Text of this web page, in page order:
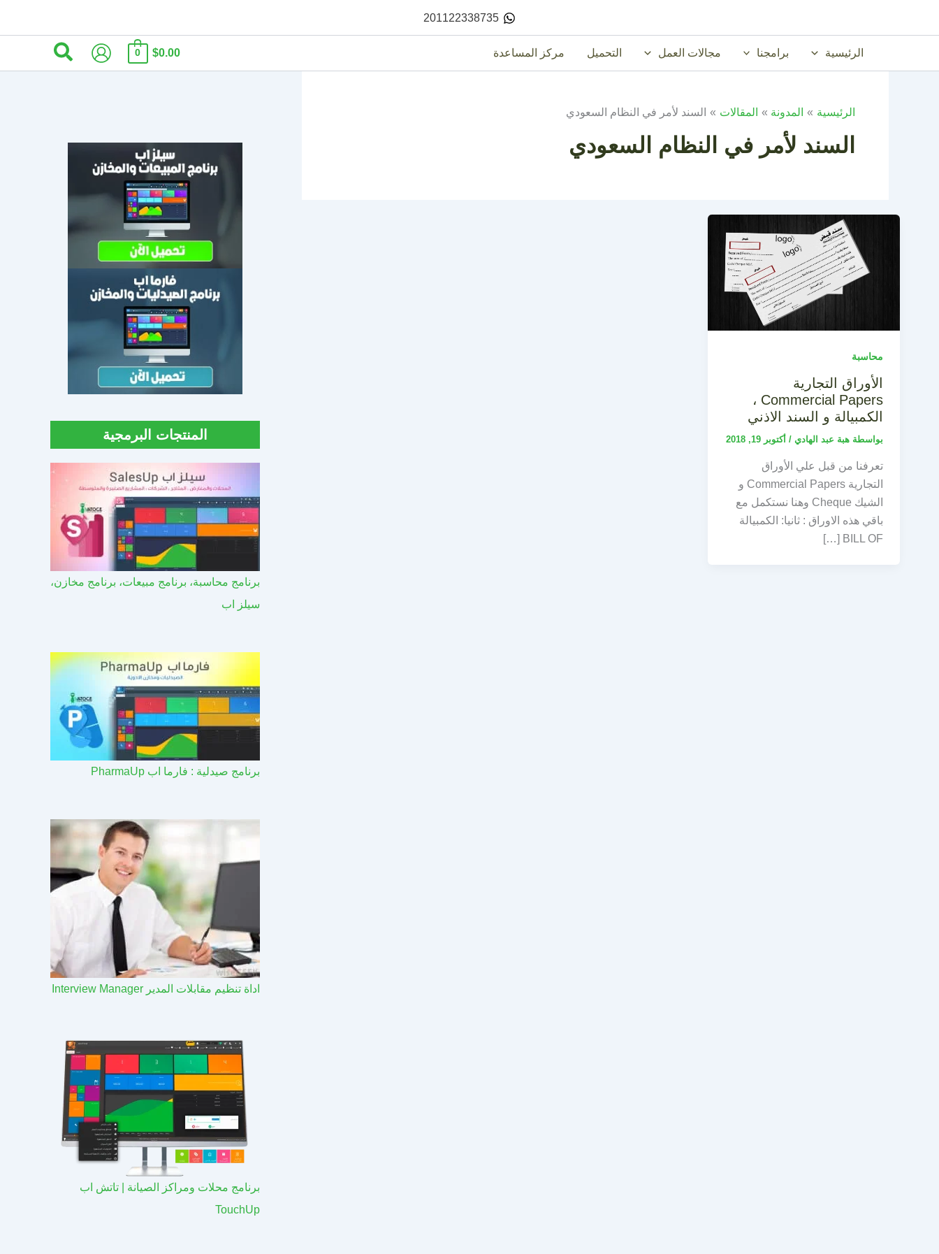
201122338735
الرئيسية برامجنا مجالات العمل التحميل مركز المساعدة $0.00
0 البحث
الرئيسية المدونة المقالات السند لأمر في النظام السعودي
السند لأمر في النظام السعودي
محاسبة
الأوراق التجارية
Commercial Papers ،
الكمبيالة و السند الاذني
بواسطة هبة عبد الهادي / أكتوبر 19, 2018
تعرفنا من قبل علي الأوراق
التجارية Commercial Papers و
الشيك Cheque وهنا نستكمل مع
باقي هذه الاوراق : ثانيا: الكمبيالة
BILL OF […]
المنتجات البرمجية
برنامج محاسبة، برنامج مبيعات، برنامج مخازن،
سيلز اب
برنامج صيدلية : فارما اب PharmaUp​
اداة تنظيم مقابلات المدير Interview Manager
برنامج محلات ومراكز الصيانة | تاتش اب
TouchUp